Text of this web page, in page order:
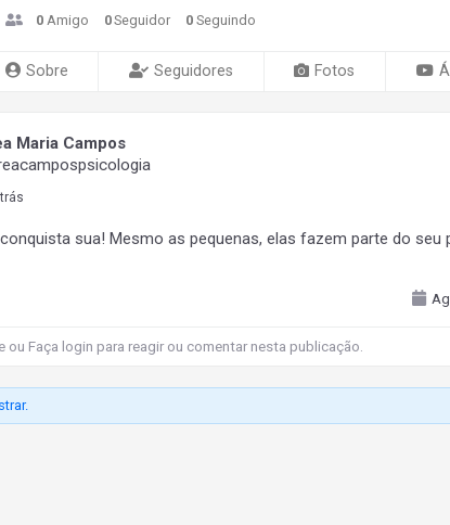
0 Amigo 0Seguidor 0 Seguindo
Sobre Seguidores Fotos
Maria Campos
sua! Mesmo as pequenas, elas fazem parte do seu
ou Faça login para reagir ou comentar nesta publicação.